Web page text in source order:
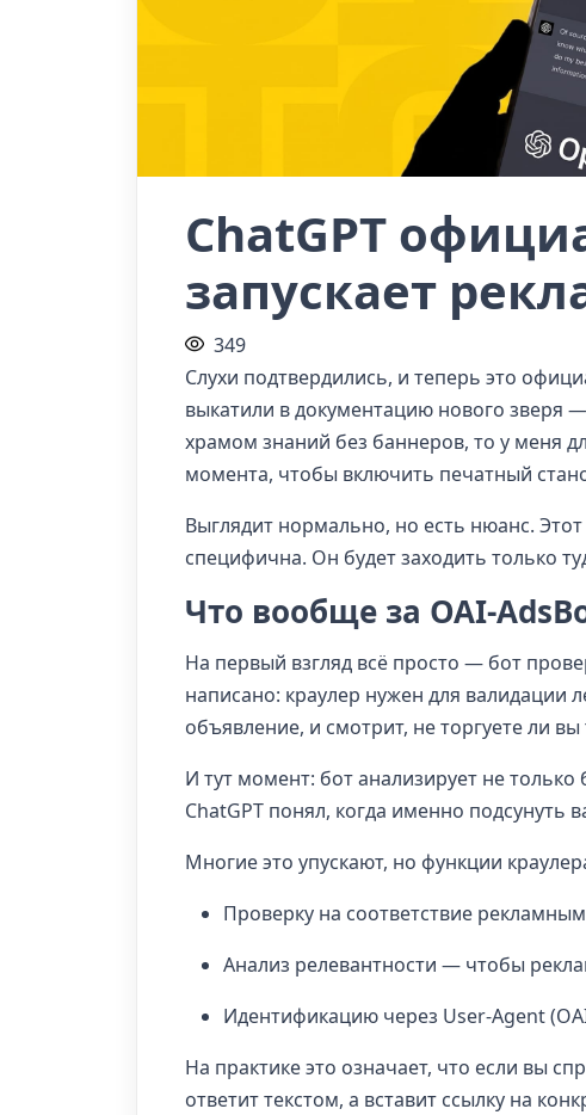
ChatGPT
запускает
349
Слухи подтвердились, и теперь это
выкатили в документацию нового зверя
храмом знаний без баннеров, то у меня
момента, чтобы включить печатный
Выглядит нормально, но есть нюанс.
специфична. Он будет заходить только
Что вообще за OAI-
На первый взгляд всё просто — бот
написано: краулер нужен для валидации
объявление, и смотрит, не торгуете ли
И тут момент: бот анализирует не
ChatGPT понял, когда именно подсунуть
Многие это упускают, но функции
Проверку на соответствие
Анализ релевантности — чтобы
Идентификацию через User-Agent
На практике это означает, что если вы
ответит текстом, а вставит ссылку на